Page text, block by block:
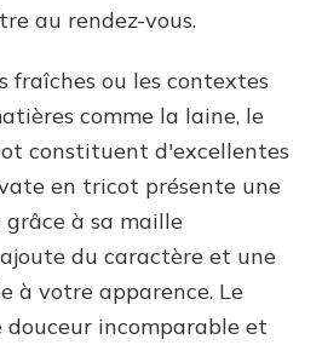
au rendez-vous.
fraîches ou les contextes
comme la laine, le
constituent d'excellentes
en tricot présente une
à sa maille
du caractère et une
à votre apparence. Le
douceur incomparable et